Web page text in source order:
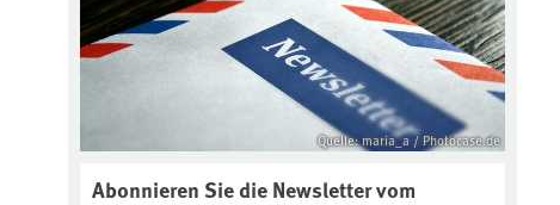
Quelle: maria_a / Photocase.de
Abonnieren Sie die Newsletter vom